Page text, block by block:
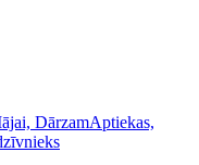
DārzamAptiekas,